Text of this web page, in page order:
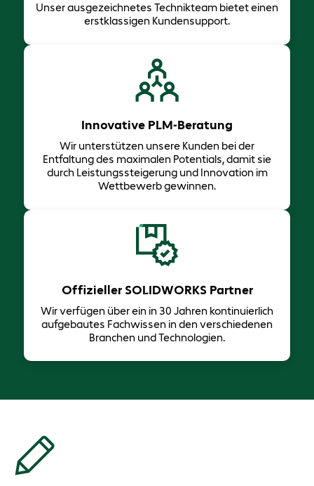
Unser ausgezeichnetes Technikteam bietet einen
erstklassigen Kundensupport.
Innovative PLM-Beratung
Wir unterstützen unsere Kunden bei der
Entfaltung des maximalen Potentials, damit sie
durch Leistungssteigerung und Innovation im
Wettbewerb gewinnen.
Offizieller SOLIDWORKS Partner
Wir verfügen über ein in 30 Jahren ​kontinuierlich
aufgebautes Fachwissen in den verschiedenen
Branchen und Technologien.